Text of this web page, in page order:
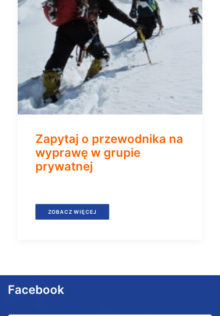
Zapytaj o przewodnika na
wyprawę w grupie
prywatnej
ZOBACZ WIĘCEJ
Facebook